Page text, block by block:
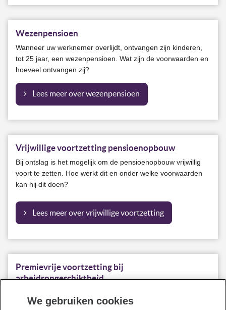
Wezenpensioen
Wanneer uw werknemer overlijdt, ontvangen zijn kinderen,
tot 25 jaar, een wezenpensioen. Wat zijn de voorwaarden en
hoeveel ontvangen zij?
Lees meer over wezenpensioen
Vrijwillige voortzetting pensioenopbouw
Bij ontslag is het mogelijk om de pensioenopbouw vrijwillig
voort te zetten. Hoe werkt dit en onder welke voorwaarden
kan hij dit doen?
Lees meer over vrijwillige voortzetting
Premievrije voortzetting bij
arbeidsongeschiktheid
ontvangt hij een WIA-uitkering? Dan kan hij recht hebben op
We gebruiken cookies